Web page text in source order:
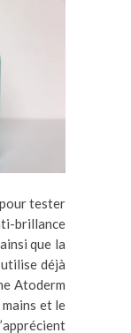
pour tester
brillance
ainsi que la
déjà
Atoderm
et le